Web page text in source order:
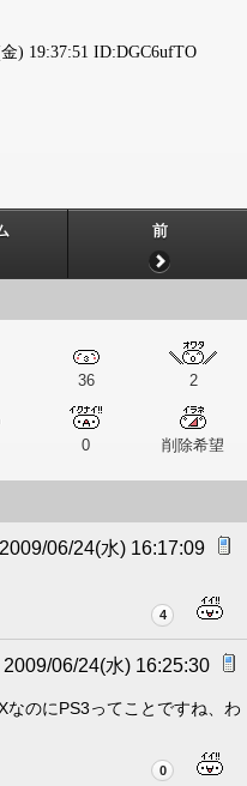
金) 19:37:51 ID:DGC6ufTO
前
36 2
0 削除希望
06/24(水) 16:17:09
4
06/24(水) 16:25:30
なのにPS3ってことですね、わ
0